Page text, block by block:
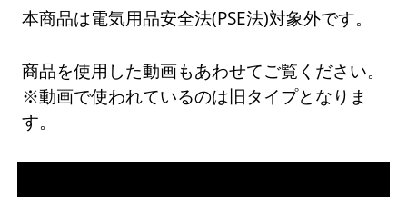
本商品は電気用品安全法(PSE法)対象外です。
商品を使用した動画もあわせてご覧ください。
※動画で使われているのは旧タイプとなりま
す。